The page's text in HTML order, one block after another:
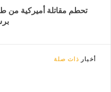
أخبار ذات صلة